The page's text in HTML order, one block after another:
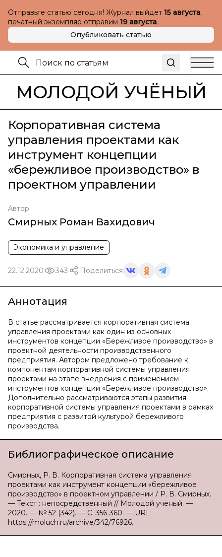
Отправьте статью сегодня! Журнал выйдет 15 августа,
печатный экземпляр отправим 19 августа
Опубликовать статью
МОЛОДОЙ УЧЁНЫЙ
Корпоративная система
управления проектами как
инструмент концепции
«бережливое производство» в
проектном управлении
Автор
Смирных Роман Вахидович
Экономика и управление
22.12.2020 343 Поделиться
Аннотация
В статье рассматривается корпоративная система
управления проектами как один из основных
инструментов концепции «Бережливое производство» в
проектной деятельности производственного
предприятия. Автором предложено требование к
компонентам корпоративной системы управления
проектами на этапе внедрения с применением
инструментов концепции «Бережливое производство».
Дополнительно рассматриваются этапы развития
корпоративной системы управления проектами в рамках
предприятия с развитой культурой бережливого
производства.
Библиографическое описание
Смирных, Р. В. Корпоративная система управления
проектами как инструмент концепции «бережливое
производство» в проектном управлении / Р. В. Смирных.
— Текст : непосредственный // Молодой ученый. —
2020. — № 52 (342). — С. 356-360. — URL:
https://moluch.ru/archive/342/76926.